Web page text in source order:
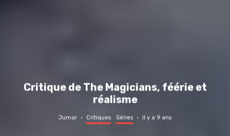
Critique de The Magicians, féérie et
réalisme
Jumar · Critiques Séries · il y a 9 ans